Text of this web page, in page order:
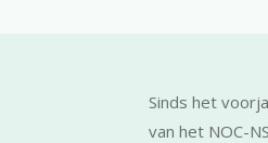
Sinds het
van het NOC-